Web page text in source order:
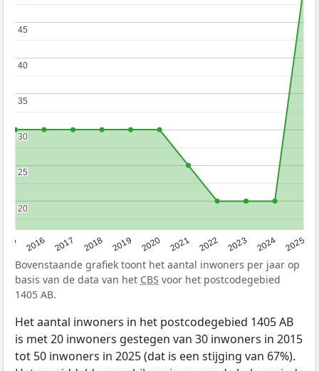
2016 2017 2018 2019 2020 2021 2022 2023 2024 2025
20
20
25
25
30
30
35
35
40
40
45
45
Bovenstaande grafiek toont het aantal inwoners per jaar op
basis van de data van het CBS voor het postcodegebied
1405 AB.
Het aantal inwoners in het postcodegebied 1405 AB
is met 20 inwoners gestegen van 30 inwoners in 2015
tot 50 inwoners in 2025 (dat is een stijging van 67%).